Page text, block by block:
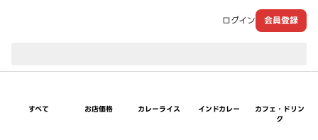
ログイン 会員登録
すべて お店価格 カレーライス インドカレー
カフェ・ドリン
ク